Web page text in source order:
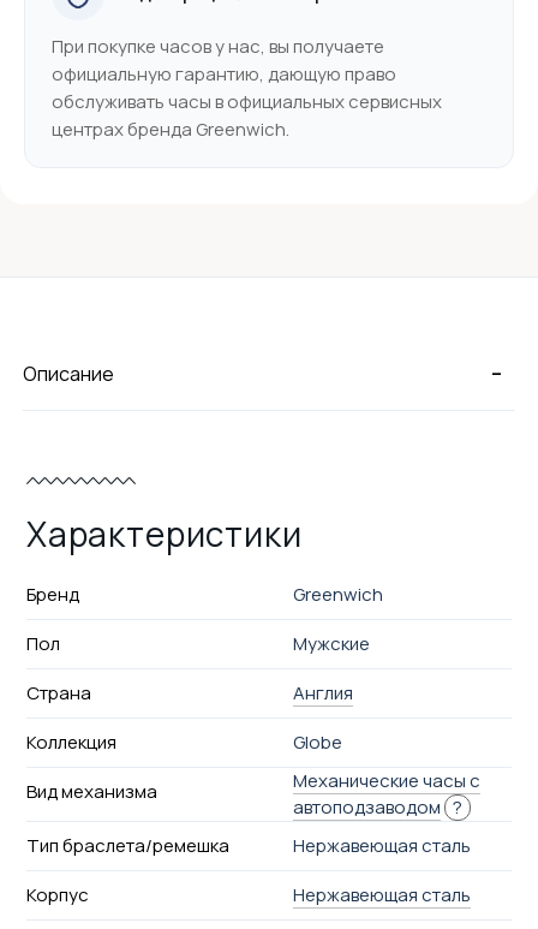
При покупке часов у нас, вы получаете
официальную гарантию, дающую право
обслуживать часы в официальных сервисных
центрах бренда Greenwich.
-
Описание
Характеристики
Бренд
Greenwich
Пол
Мужские
Страна
Англия
Коллекция
Globe
Вид механизма
Механические часы с
автоподзаводом ?
Тип браслета/ремешка
Нержавеющая сталь
Корпус
Нержавеющая сталь